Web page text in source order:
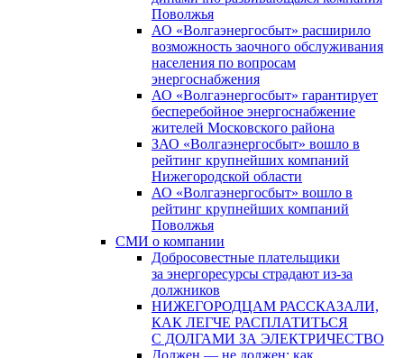
Поволжья
АО «Волгаэнергосбыт» расширило
возможность заочного обслуживания
населения по вопросам
энергоснабжения
АО «Волгаэнергосбыт» гарантирует
бесперебойное энергоснабжение
жителей Московского района
ЗАО «Волгаэнергосбыт» вошло в
рейтинг крупнейших компаний
Нижегородской области
АО «Волгаэнергосбыт» вошло в
рейтинг крупнейших компаний
Поволжья
СМИ о компании
Добросовестные плательщики
за энергоресурсы страдают из-за
должников
НИЖЕГОРОДЦАМ РАССКАЗАЛИ,
КАК ЛЕГЧЕ РАСПЛАТИТЬСЯ
С ДОЛГАМИ ЗА ЭЛЕКТРИЧЕСТВО